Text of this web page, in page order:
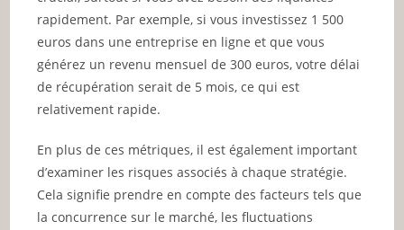
rapidement. Par exemple, si vous investissez 1 500
euros dans une entreprise en ligne et que vous
générez un revenu mensuel de 300 euros, votre délai
de récupération serait de 5 mois, ce qui est
relativement rapide.
En plus de ces métriques, il est également important
d’examiner les risques associés à chaque stratégie.
Cela signifie prendre en compte des facteurs tels que
la concurrence sur le marché, les fluctuations